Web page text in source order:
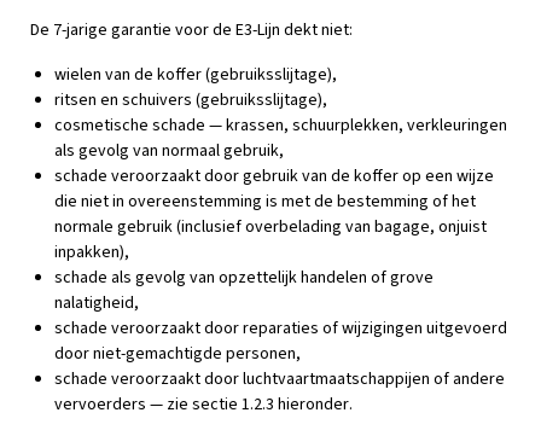
De 7-jarige garantie voor de E3-Lijn dekt niet:
wielen van de koffer (gebruiksslijtage),
ritsen en schuivers (gebruiksslijtage),
cosmetische schade — krassen, schuurplekken, verkleuringen
als gevolg van normaal gebruik,
schade veroorzaakt door gebruik van de koffer op een wijze
die niet in overeenstemming is met de bestemming of het
normale gebruik (inclusief overbelading van bagage, onjuist
inpakken),
schade als gevolg van opzettelijk handelen of grove
nalatigheid,
schade veroorzaakt door reparaties of wijzigingen uitgevoerd
door niet-gemachtigde personen,
schade veroorzaakt door luchtvaartmaatschappijen of andere
vervoerders — zie sectie 1.2.3 hieronder.